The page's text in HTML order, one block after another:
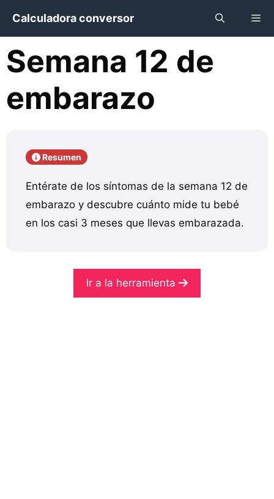
contenido
Calculadora conversor
Semana 12 de
embarazo
Resumen
Entérate de los síntomas de la semana 12 de
embarazo y descubre cuánto mide tu bebé
en los casi 3 meses que llevas embarazada.
Ir a la herramienta